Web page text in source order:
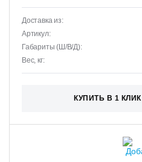
Доставка из:
Артикул:
Габариты (Ш/В/Д):
Вес, кг:
КУПИТЬ В 1 КЛИК